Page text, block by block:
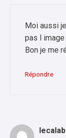
Moi aussi
pas l
Bon je me
Répondre